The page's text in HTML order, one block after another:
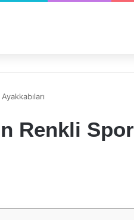
Renkli Spor